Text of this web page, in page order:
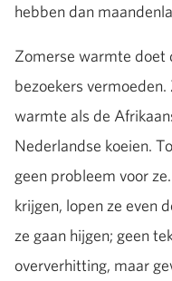
hebben dan
Zomerse warmte doet
bezoekers
warmte als de
Nederlandse koeien.
geen probleem voor
krijgen, lopen ze even
ze gaan hijgen; geen
oververhitting, maar